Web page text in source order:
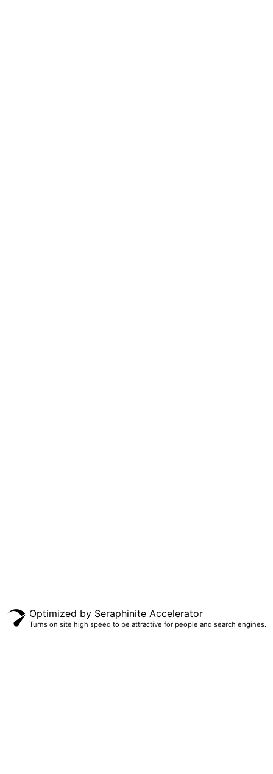
Optimized by Seraphinite Accelerator
Turns on site high speed to be attractive for people and search engines.